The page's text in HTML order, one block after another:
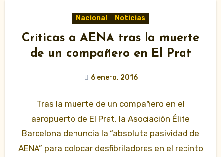
Nacional Noticias
Críticas a AENA tras la muerte
de un compañero en El Prat
6 enero, 2016
Tras la muerte de un compañero en el
aeropuerto de El Prat, la Asociación Élite
Barcelona denuncia la “absoluta pasividad de
AENA” para colocar desfibriladores en el recinto